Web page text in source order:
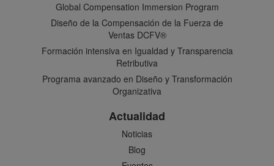
Global Compensation Immersion Program
Diseño de la Compensación de la Fuerza de
Ventas DCFV®
Formación intensiva en Igualdad y Transparencia
Retributiva
Programa avanzado en Diseño y Transformación
Organizativa
Actualidad
Noticias
Blog